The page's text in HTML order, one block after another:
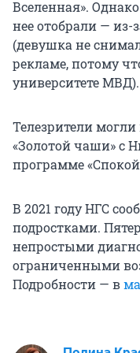
Вселенная».
нее отобрали — из-
(девушка не
рекламе, потому
университете МВД).
Телезрители
«Золотой чаши» с
программе
В 2021 году НГС
подростками.
непростыми
ограниченными
Подробности — в